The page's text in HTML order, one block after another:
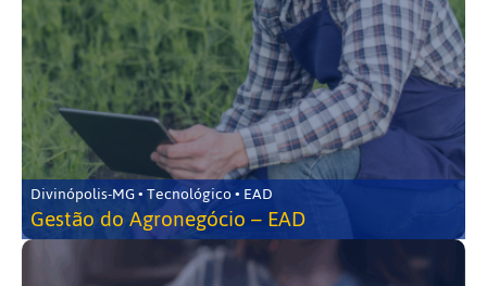
Divinópolis-MG • Tecnológico • EAD
Gestão do Agronegócio – EAD